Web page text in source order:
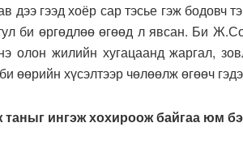
дээ гээд хоёр сар тэсье гэж бодовч
би өргөдлөө өгөөд л явсан. Би
олон жилийн хугацаанд жаргал,
өөрийн хүсэлтээр чөлөөлж өгөөч
таныг ингэж хохироож байгаа юм